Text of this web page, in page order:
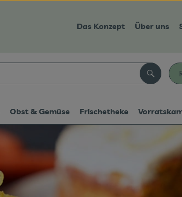
Das Konzept Über uns
Suchen
Obst & Gemüse Frischetheke